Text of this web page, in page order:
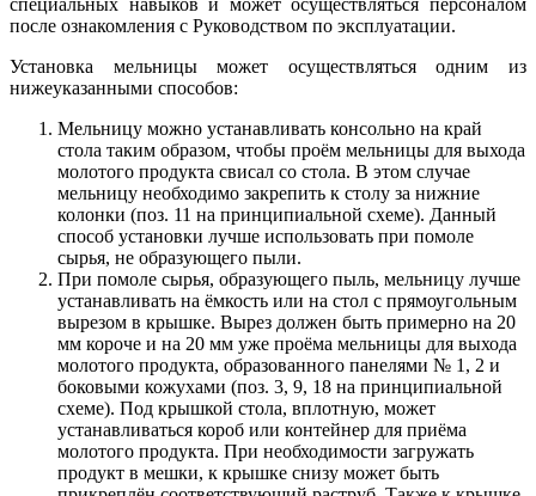
специальных навыков и может осуществляться персоналом
после ознакомления с Руководством по эксплуатации.
Установка мельницы может осуществляться одним из
нижеуказанными способов:
Мельницу можно устанавливать консольно на край
стола таким образом, чтобы проём мельницы для выхода
молотого продукта свисал со стола. В этом случае
мельницу необходимо закрепить к столу за нижние
колонки (поз. 11 на принципиальной схеме). Данный
способ установки лучше использовать при помоле
сырья, не образующего пыли.
При помоле сырья, образующего пыль, мельницу лучше
устанавливать на ёмкость или на стол с прямоугольным
вырезом в крышке. Вырез должен быть примерно на 20
мм короче и на 20 мм уже проёма мельницы для выхода
молотого продукта, образованного панелями № 1, 2 и
боковыми кожухами (поз. 3, 9, 18 на принципиальной
схеме). Под крышкой стола, вплотную, может
устанавливаться короб или контейнер для приёма
молотого продукта. При необходимости загружать
продукт в мешки, к крышке снизу может быть